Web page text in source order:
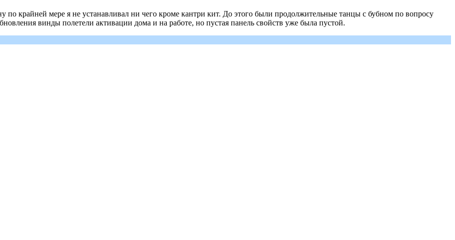
крайней мере я не устанавливал ни чего кроме кантри кит. До этого были продолжительные танцы с бубном по вопросу
винды полетели активации дома и на работе, но пустая панель свойств уже была пустой.